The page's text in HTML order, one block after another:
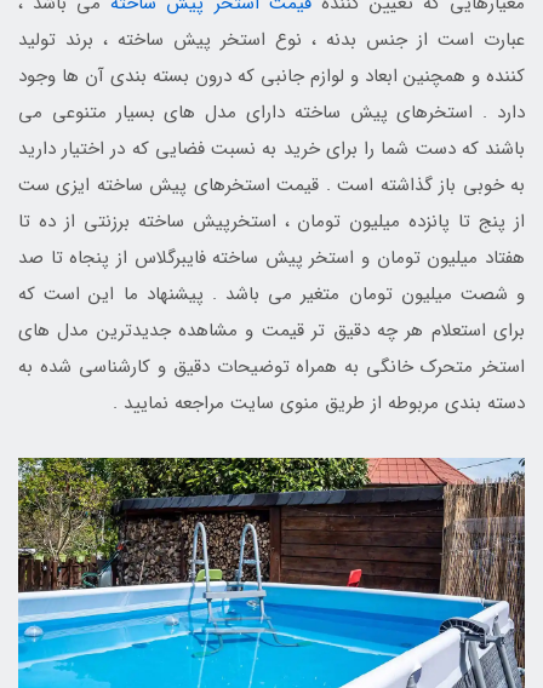
عبارت است از جنس بدنه ، نوع استخر پیش ساخته ، برند تولید
کننده و همچنین ابعاد و لوازم جانبی که درون بسته بندی آن ها وجود
دارد . استخرهای پیش ساخته دارای مدل های بسیار متنوعی می
باشند که دست شما را برای خرید به نسبت فضایی که در اختیار دارید
به خوبی باز گذاشته است . قیمت استخرهای پیش ساخته ایزی ست
از پنج تا پانزده میلیون تومان ، استخرپیش ساخته برزنتی از ده تا
هفتاد میلیون تومان و استخر پیش ساخته فایبرگلاس از پنجاه تا صد
و شصت میلیون تومان متغیر می باشد . پیشنهاد ما این است که
برای استعلام هر چه دقیق تر قیمت و مشاهده جدیدترین مدل های
استخر متحرک خانگی به همراه توضیحات دقیق و کارشناسی شده به
دسته بندی مربوطه از طریق منوی سایت مراجعه نمایید .